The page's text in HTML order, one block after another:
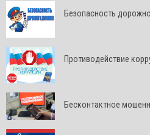
Безопасность
Противодействие
Бесконтактное